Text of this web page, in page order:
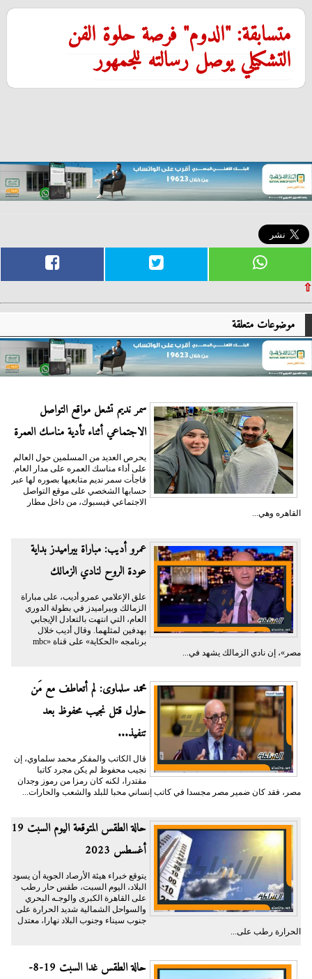
متسابقة: "الدوم" فرصة حلوة الفن
التشكيلي يوصل رسالته للجمهور
⇧
موضوعات متعلقة
سمر نديم تشعل مواقع التواصل
الاجتماعي أثناء تأدية مناسك العمرة
يحرص العديد من المسلمين حول العالم
على أداء مناسك العمره على مدار العام.
فاجأت سمر نديم متابعيها بصوره لها عبر
حسابها الشخصي على موقع التواصل
الاجتماعي فيسبوك، من داخل مطار
القاهره وهي...
عمرو أديب: مباراة بيراميدز بداية
عودة الروح لنادي الزمالك
علق الإعلامي عمرو أديب، على مباراة
الزمالك وبيراميدز في بطولة الدوري
العام، التي انتهت بالتعادل الإيجابي
بهدفين لمثلهما. وقال أديب خلال
برنامجه «الحكاية» على قناة «mbc
مصر»، إن نادي الزمالك يشهد في...
محمد سلماوى: لم أتعاطف مع مَن
حاول قتل نجيب محفوظ بعد
تنفيذ...
قال الكاتب والمفكر محمد سلماوي، إن
نجيب محفوظ لم يكن مجرد كاتبا
مقتدرا، لكنه كان رمزا من رموز وجدان
مصر، فقد كان ضمير مصر مجسدا في كاتب إنساني محبا للبلد والشعب والحارات...
حالة الطقس المتوقعة اليوم السبت 19
أغسطس 2023
يتوقع خبراء هيئة الأرصاد الجوية أن يسود
البلاد، اليوم السبت، طقس حار رطب
على القاهرة الكبرى والوجـه البحري
والسواحل الشمالية شديد الحرارة على
جنوب سيناء وجنوب البلاد نهارا، معتدل
الحرارة رطب على...
حالة الطقس غدا السبت 19-8-